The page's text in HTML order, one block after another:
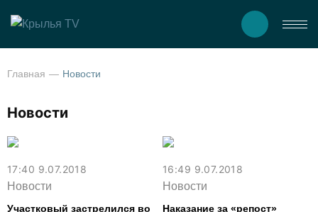
Главная Новости
Новости
17:40 9.07.2018
Новости
Участковый застрелился во
16:49 9.07.2018
Новости
Наказание за «репост»